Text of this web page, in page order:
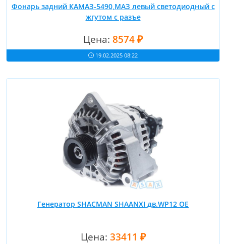
Фонарь задний КАМАЗ-5490,МАЗ левый светодиодный с
жгутом с разъе
Цена: 8574 ₽
19.02.2025 08:22
Генератор SHACMAN SHAANXI дв.WP12 OE
Цена: 33411 ₽